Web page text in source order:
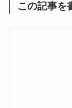
この記事を